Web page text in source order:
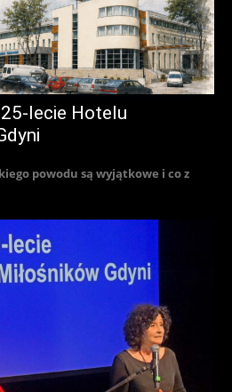
lecie Hotelu
powodu są wyjątkowe i co z